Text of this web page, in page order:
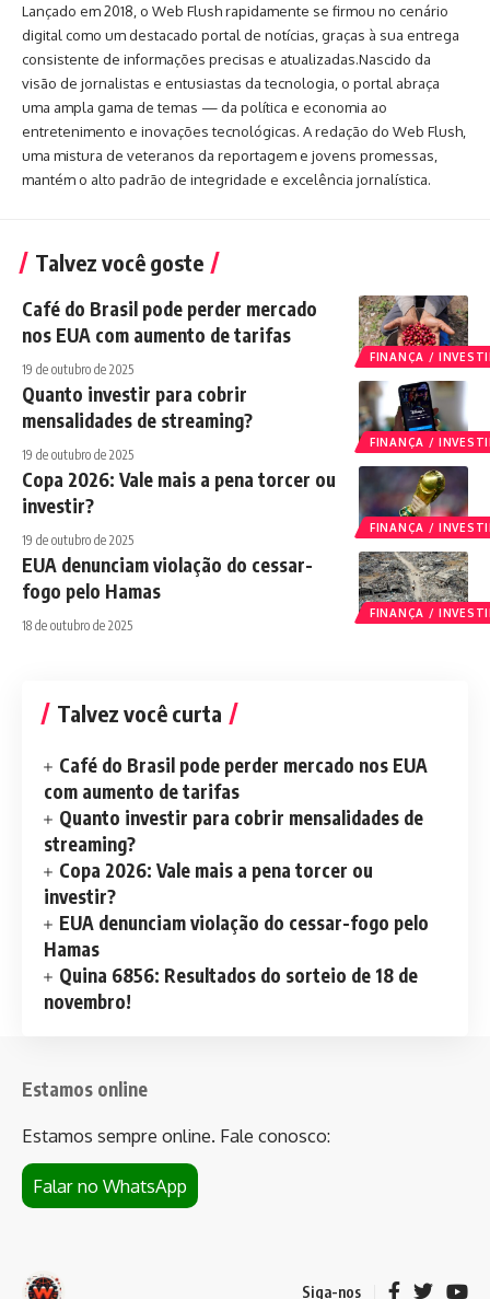
Lançado em 2018, o Web Flush rapidamente se firmou no cenário
digital como um destacado portal de notícias, graças à sua entrega
consistente de informações precisas e atualizadas.Nascido da
visão de jornalistas e entusiastas da tecnologia, o portal abraça
uma ampla gama de temas — da política e economia ao
entretenimento e inovações tecnológicas. A redação do Web Flush,
uma mistura de veteranos da reportagem e jovens promessas,
mantém o alto padrão de integridade e excelência jornalística.
Talvez você goste
FINANÇA /
Café do Brasil pode perder mercado
nos EUA com aumento de tarifas
19 de outubro de 2025
FINANÇA /
Quanto investir para cobrir
mensalidades de streaming?
19 de outubro de 2025
FINANÇA /
Copa 2026: Vale mais a pena torcer ou
investir?
19 de outubro de 2025
FINANÇA /
EUA denunciam violação do cessar-
fogo pelo Hamas
18 de outubro de 2025
Talvez você curta
Café do Brasil pode perder mercado nos EUA
com aumento de tarifas
Quanto investir para cobrir mensalidades de
streaming?
Copa 2026: Vale mais a pena torcer ou
investir?
EUA denunciam violação do cessar-fogo pelo
Hamas
Quina 6856: Resultados do sorteio de 18 de
novembro!
Estamos online
Estamos sempre online. Fale conosco:
Falar no WhatsApp
Siga-nos